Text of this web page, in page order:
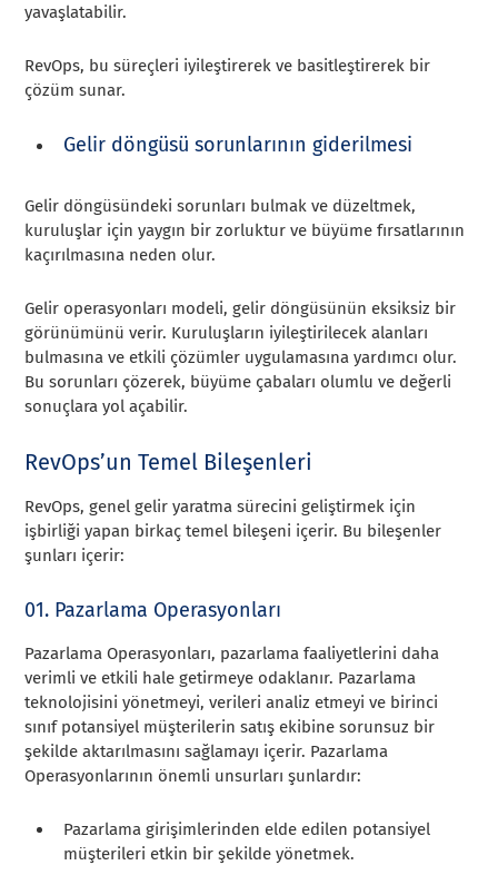
yavaşlatabilir.
RevOps, bu süreçleri iyileştirerek ve basitleştirerek bir
çözüm sunar.
Gelir döngüsü sorunlarının giderilmesi
Gelir döngüsündeki sorunları bulmak ve düzeltmek,
kuruluşlar için yaygın bir zorluktur ve büyüme fırsatlarının
kaçırılmasına neden olur.
Gelir operasyonları modeli, gelir döngüsünün eksiksiz bir
görünümünü verir. Kuruluşların iyileştirilecek alanları
bulmasına ve etkili çözümler uygulamasına yardımcı olur.
Bu sorunları çözerek, büyüme çabaları olumlu ve değerli
sonuçlara yol açabilir.
RevOps’un Temel Bileşenleri
RevOps, genel gelir yaratma sürecini geliştirmek için
işbirliği yapan birkaç temel bileşeni içerir. Bu bileşenler
şunları içerir:
01. Pazarlama Operasyonları
Pazarlama Operasyonları, pazarlama faaliyetlerini daha
verimli ve etkili hale getirmeye odaklanır. Pazarlama
teknolojisini yönetmeyi, verileri analiz etmeyi ve birinci
sınıf potansiyel müşterilerin satış ekibine sorunsuz bir
şekilde aktarılmasını sağlamayı içerir. Pazarlama
Operasyonlarının önemli unsurları şunlardır:
Pazarlama girişimlerinden elde edilen potansiyel
müşterileri etkin bir şekilde yönetmek.